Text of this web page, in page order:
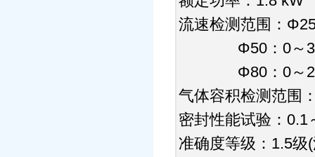
流速检测范围：
Φ50：0～
Φ80：0～
气体容积检测范围
密封性能试验：0.1
准确度等级：1.5级